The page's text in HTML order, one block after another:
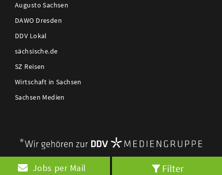
Jobs per Mail Filter
Augusto Sachsen
DAWO Dresden
DDV Lokal
sächsische.de
SZ Reisen
Wirtschaft in Sachsen
Sachsen Medien